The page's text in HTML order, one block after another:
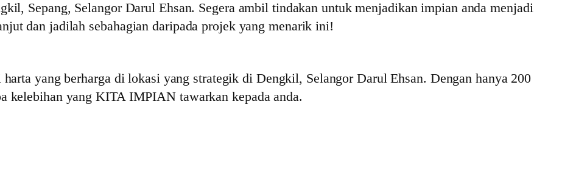
Sepang, Selangor Darul Ehsan. Segera ambil tindakan untuk menjadikan impian anda menjadi
dan jadilah sebahagian daripada projek yang menarik ini!
yang berharga di lokasi yang strategik di Dengkil, Selangor Darul Ehsan. Dengan hanya 200
kelebihan yang KITA IMPIAN tawarkan kepada anda.